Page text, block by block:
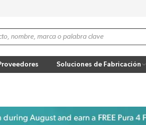
Soluciones de Fabricación